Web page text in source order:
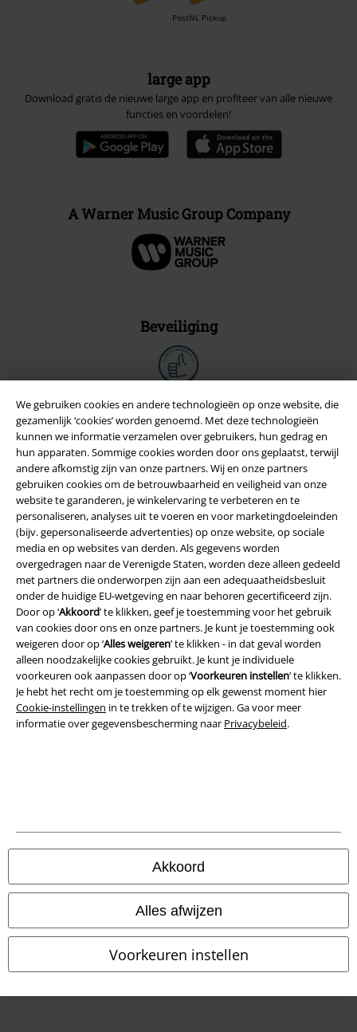
We gebruiken cookies en andere technologieën op onze website, die
gezamenlijk ‘cookies’ worden genoemd. Met deze technologieën
kunnen we informatie verzamelen over gebruikers, hun gedrag en
hun apparaten. Sommige cookies worden door ons geplaatst, terwijl
andere afkomstig zijn van onze partners. Wij en onze partners
gebruiken cookies om de betrouwbaarheid en veiligheid van onze
website te garanderen, je winkelervaring te verbeteren en te
personaliseren, analyses uit te voeren en voor marketingdoeleinden
(bijv. gepersonaliseerde advertenties) op onze website, op sociale
media en op websites van derden. Als gegevens worden
overgedragen naar de Verenigde Staten, worden deze alleen gedeeld
met partners die onderworpen zijn aan een adequaatheidsbesluit
onder de huidige EU-wetgeving en naar behoren gecertificeerd zijn.
Door op ‘Akkoord’ te klikken, geef je toestemming voor het gebruik
van cookies door ons en onze partners. Je kunt je toestemming ook
weigeren door op ‘Alles weigeren’ te klikken - in dat geval worden
alleen noodzakelijke cookies gebruikt. Je kunt je individuele
voorkeuren ook aanpassen door op ‘Voorkeuren instellen’ te klikken.
Je hebt het recht om je toestemming op elk gewenst moment hier
Cookie-instellingen in te trekken of te wijzigen. Ga voor meer
informatie over gegevensbescherming naar Privacybeleid.
Akkoord
Alles afwijzen
Voorkeuren instellen
PostNL Pickup
large app
Download gratis de nieuwe large app en profiteer van alle nieuwe
functies en voordelen!
A Warner Music Group Company
Beveiliging
Legal
Algemene Voorwaarden
Bedrijfsgegevens
Privacyverklaring
Verklaring van conformiteit
Informatie over toegankelijkheid
© 1986-2026 Large Popmerchandising BV
Onze online shops